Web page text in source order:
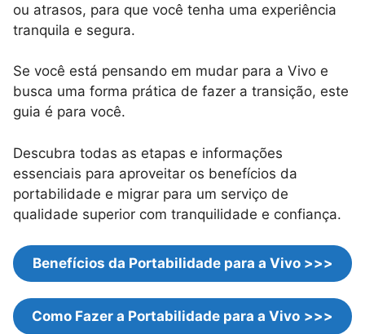
ou atrasos, para que você tenha uma experiência
tranquila e segura.
Se você está pensando em mudar para a Vivo e
busca uma forma prática de fazer a transição, este
guia é para você.
Descubra todas as etapas e informações
essenciais para aproveitar os benefícios da
portabilidade e migrar para um serviço de
qualidade superior com tranquilidade e confiança.
Benefícios da Portabilidade para a Vivo >>>
Como Fazer a Portabilidade para a Vivo >>>